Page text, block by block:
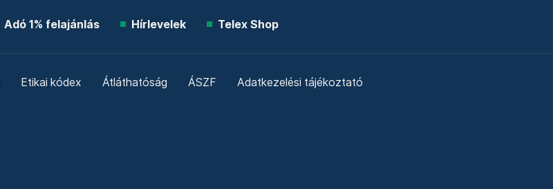
Adó 1% felajánlás Hírlevelek Telex Shop
Etikai kódex Átláthatóság ÁSZF Adatkezelési tájékoztató